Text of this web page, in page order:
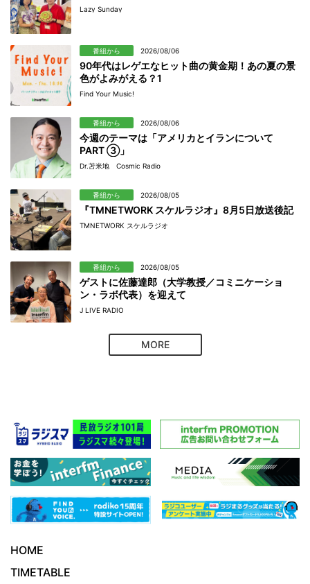
Lazy Sunday
番組から 2026/08/06
90年代はレゲエなヒット曲の黄金期！あの夏の景
色がよみがえる？1
Find Your Music!
番組から 2026/08/06
今週のテーマは「アメリカとイランについて
PART ③」
Dr.苫米地 Cosmic Radio
番組から 2026/08/05
『TMNETWORK スケルラジオ』8月5日放送後記
TMNETWORK スケルラジオ
番組から 2026/08/05
ゲストに佐藤達郎（大学教授／コミニケーショ
ン・ラボ代表）を迎えて
J LIVE RADIO
MORE
HOME
TIMETABLE